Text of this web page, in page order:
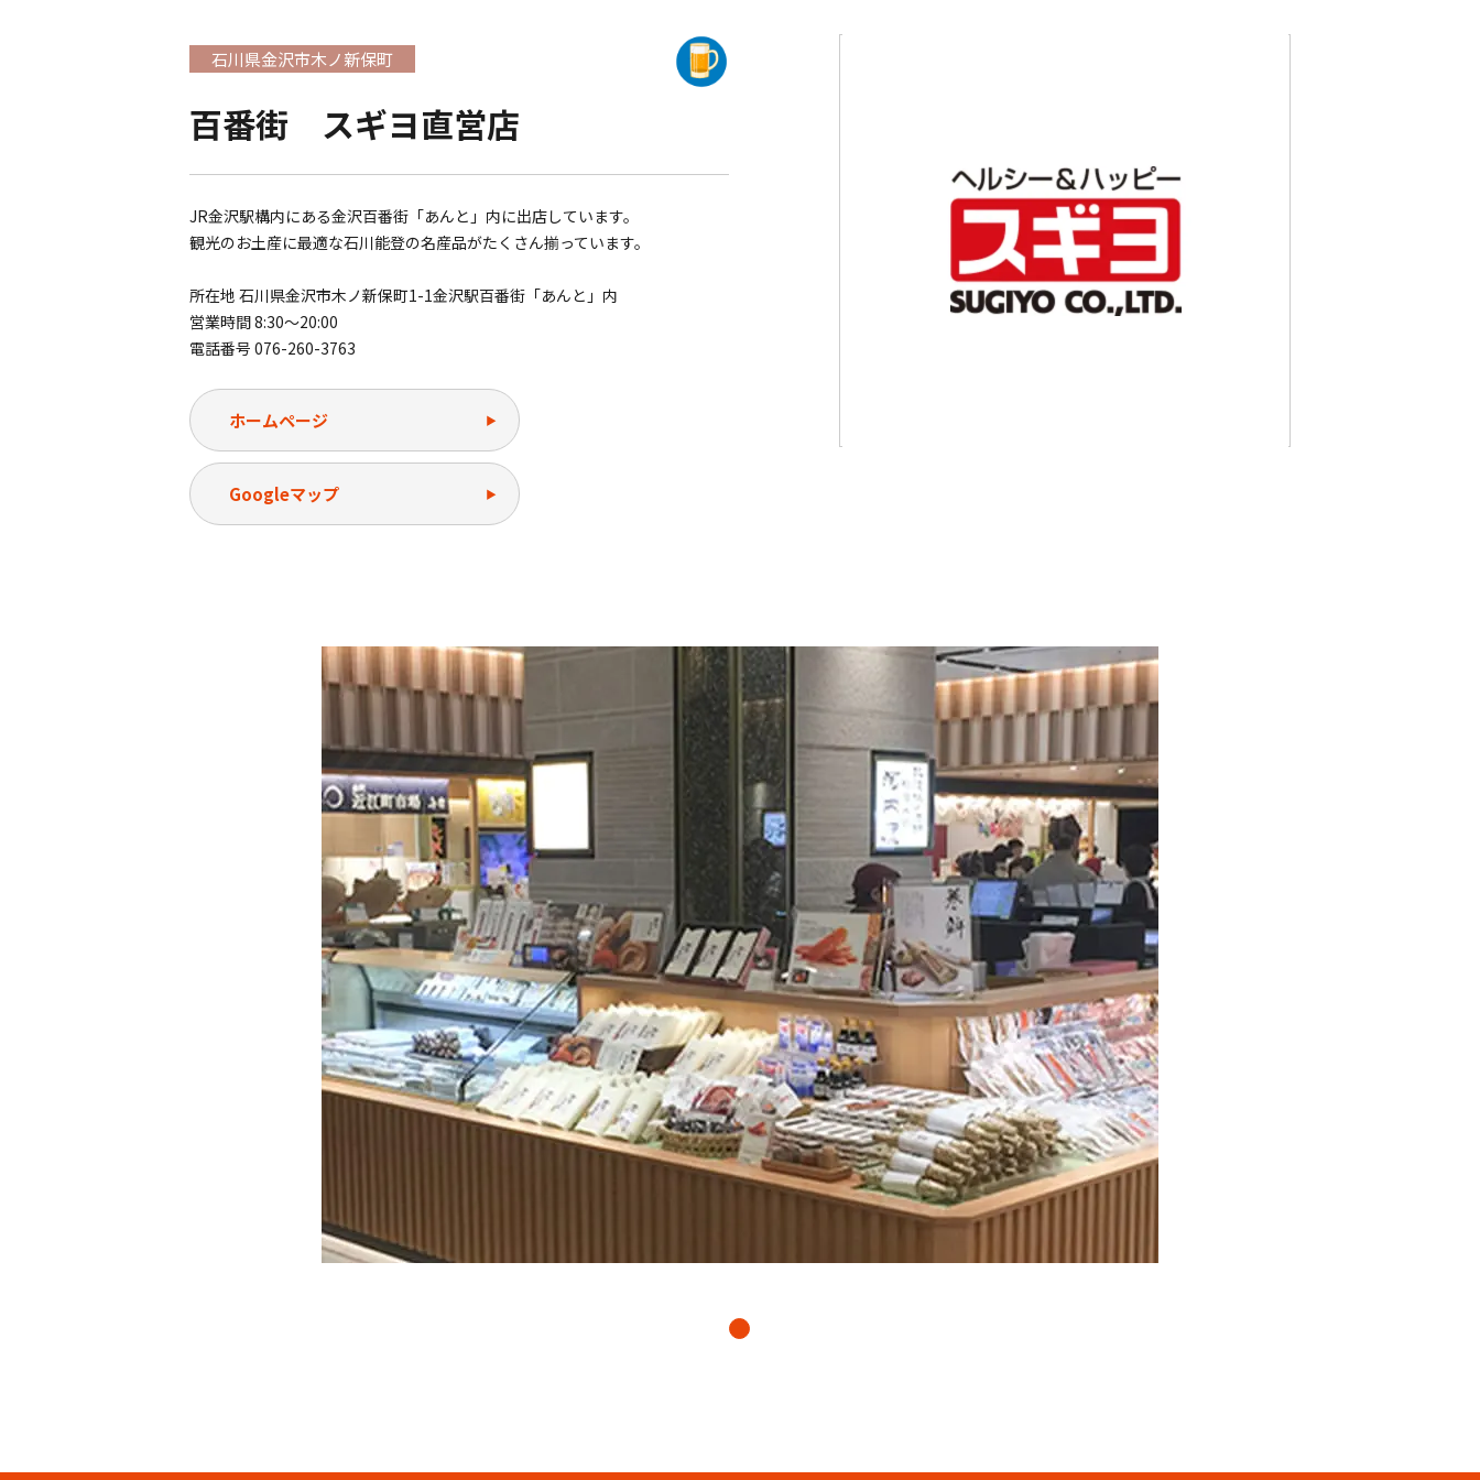
石川県金沢市木ノ新保町
百番街 スギヨ直営店
JR金沢駅構内にある金沢百番街「あんと」内に出店しています。
観光のお土産に最適な石川能登の名産品がたくさん揃っています。
所在地 石川県金沢市木ノ新保町1-1金沢駅百番街「あんと」内
営業時間 8:30～20:00
電話番号 076-260-3763
ホームページ
Googleマップ